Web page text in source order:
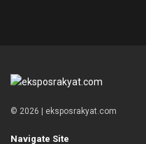
© 2026 | eksposrakyat.com
Navigate Site